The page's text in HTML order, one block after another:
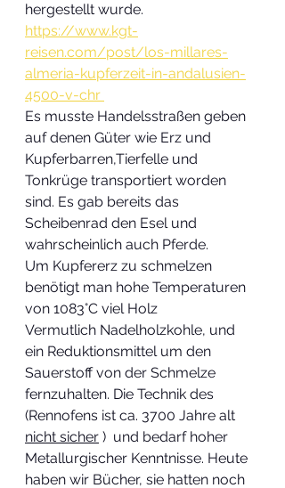
hergestellt wurde.
https://www.kgt-
reisen.com/post/los-millares-
almeria-kupferzeit-in-andalusien-
4500-v-chr
Es musste Handelsstraßen geben
auf denen Güter wie Erz und
Kupferbarren,Tierfelle und
Tonkrüge transportiert worden
sind. Es gab bereits das
Scheibenrad den Esel und
wahrscheinlich auch Pferde.
Um Kupfererz zu schmelzen
benötigt man hohe Temperaturen
von 1083°C viel Holz
Vermutlich Nadelholzkohle, und
ein Reduktionsmittel um den
Sauerstoff von der Schmelze
fernzuhalten. Die Technik des
(Rennofens ist ca. 3700 Jahre alt
nicht sicher )  und bedarf hoher
Metallurgischer Kenntnisse. Heute
haben wir Bücher, sie hatten noch